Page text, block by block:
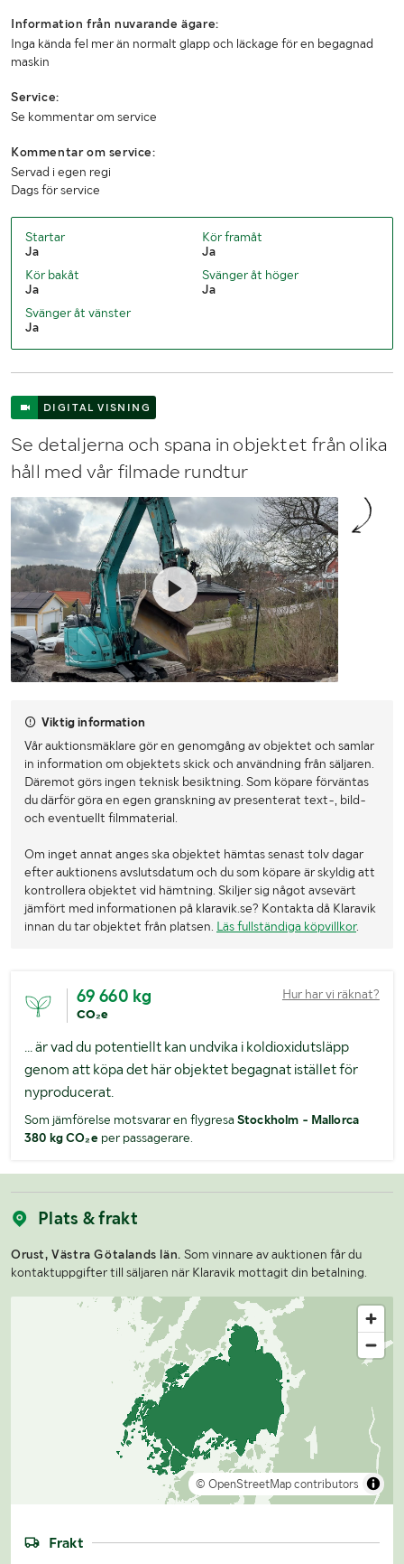
Information från nuvarande ägare:
Inga kända fel mer än normalt glapp och läckage för en begagnad
maskin
Service:
Se kommentar om service
Kommentar om service:
Servad i egen regi
Dags för service
Startar
Ja
Kör framåt
Ja
Kör bakåt
Ja
Svänger åt höger
Ja
Svänger åt vänster
Ja
DIGITAL VISNING
Se detaljerna och spana in objektet från olika
håll med vår filmade rundtur
Viktig information
Vår auktionsmäklare gör en genomgång av objektet och samlar
in information om objektets skick och användning från säljaren.
Däremot görs ingen teknisk besiktning. Som köpare förväntas
du därför göra en egen granskning av presenterat text-, bild-
och eventuellt filmmaterial.
Om inget annat anges ska objektet hämtas senast tolv dagar
efter auktionens avslutsdatum och du som köpare är skyldig att
kontrollera objektet vid hämtning. Skiljer sig något avsevärt
jämfört med informationen på klaravik.se? Kontakta då Klaravik
innan du tar objektet från platsen. Läs fullständiga köpvillkor.
69 660 kg
CO₂e
Hur har vi räknat?
... är vad du potentiellt kan undvika i koldioxidutsläpp
genom att köpa det här objektet begagnat istället för
nyproducerat.
Som jämförelse motsvarar en flygresa Stockholm - Mallorca
380 kg CO₂eper passagerare.
Plats & frakt
Orust, Västra Götalands län. Som vinnare av auktionen får du
kontaktuppgifter till säljaren när Klaravik mottagit din betalning.
© OpenStreetMap contributors
Frakt